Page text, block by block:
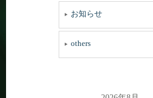
お知らせ
others